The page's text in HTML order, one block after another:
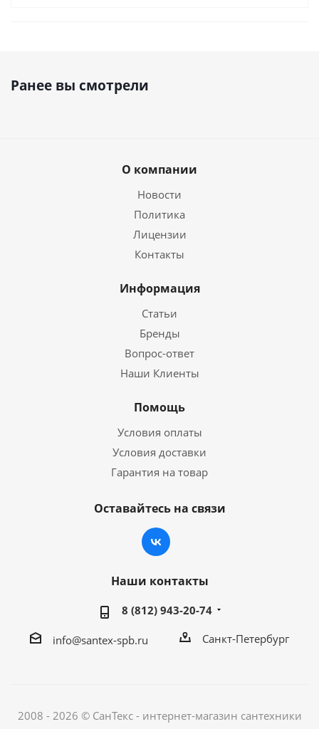
Ранее вы смотрели
О компании
Новости
Политика
Лицензии
Контакты
Информация
Статьи
Бренды
Вопрос-ответ
Наши Клиенты
Помощь
Условия оплаты
Условия доставки
Гарантия на товар
Оставайтесь на связи
Наши контакты
8 (812) 943-20-74
info@santex-spb.ru Санкт-Петербург
2008 - 2026 © СанТекс - интернет-магазин cантехники